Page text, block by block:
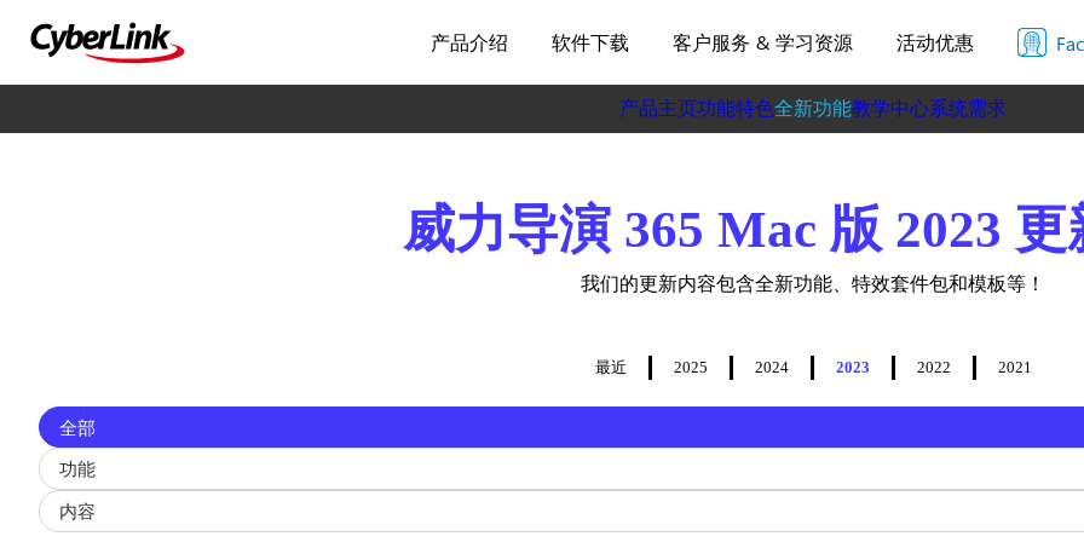
产品介绍 软件下载 客户服务 & 学习资源 活动优惠
产品主页功能特色全新功能教学中心系统需求
威力导演 365 Mac 版 2023
我们的更新内容包含全新功能、特效套件包和模板等！
最近 2025 2024 2023 2022 2021
Filter
updates
by
type
全部
功能
内容